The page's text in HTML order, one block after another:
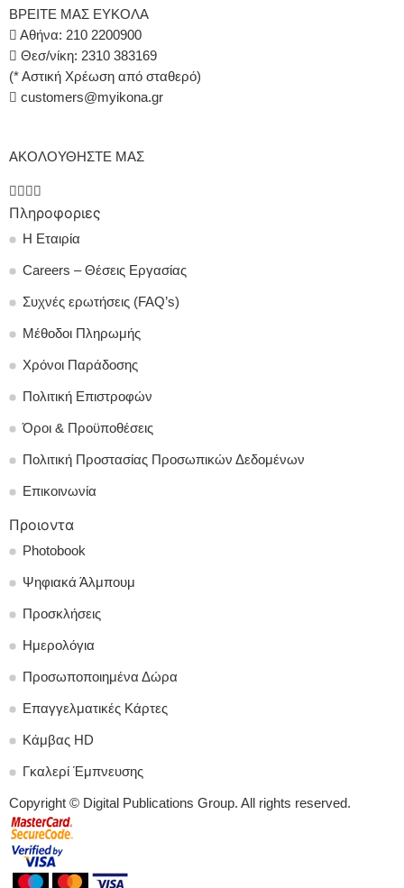
ΒΡΕΙΤΕ ΜΑΣ ΕΥΚΟΛΑ
Αθήνα: 210 2200900
Θεσ/νίκη: 2310 383169
(* Αστική Χρέωση από σταθερό)
customers@myikona.gr
ΑΚΟΛΟΥΘΗΣΤΕ ΜΑΣ
Πληροφοριες
Η Εταιρία
Careers – Θέσεις Εργασίας
Συχνές ερωτήσεις (FAQ’s)
Μέθοδοι Πληρωμής
Χρόνοι Παράδοσης
Πολιτική Επιστροφών
Όροι & Προϋποθέσεις
Πολιτική Προστασίας Προσωπικών Δεδομένων
Επικοινωνία
Προιοντα
Photobook
Ψηφιακά Άλμπουμ
Προσκλήσεις
Ημερολόγια
Προσωποποιημένα Δώρα
Επαγγελματικές Κάρτες
Κάμβας HD
Γκαλερί Έμπνευσης
Copyright © Digital Publications Group. All rights reserved.